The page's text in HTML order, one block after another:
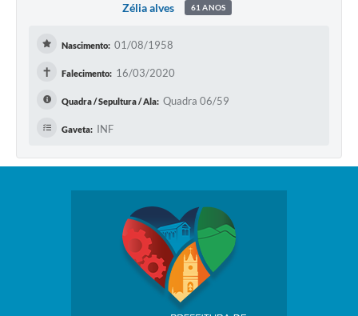
Zélia alves 61 ANOS
Nascimento: 01/08/1958
✝ Falecimento: 16/03/2020
Quadra / Sepultura / Ala: Quadra 06/59
Gaveta: INF